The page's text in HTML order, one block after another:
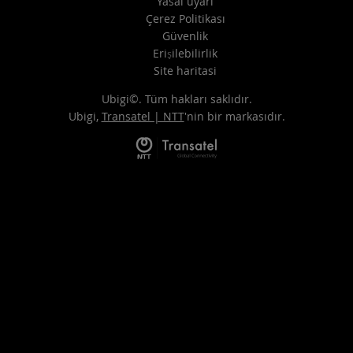
Çerez Politikası
Güvenlik
Erişilebilirlik
Site haritasi
Ubigi©. Tüm hakları saklıdır.
Ubigi, Transatel | NTT'nin bir markasıdır.